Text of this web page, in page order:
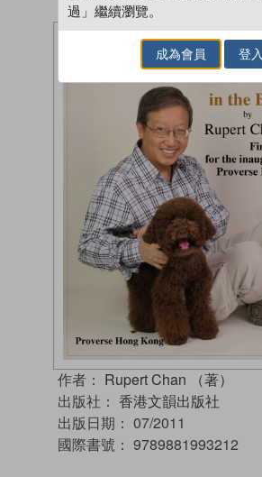
作者： Rupert Chan （著）
出版社： 香港文韻出版社
出版日期： 07/2011
國際書號： 9789881993212
過」繼續瀏覽。
成為會員 登入